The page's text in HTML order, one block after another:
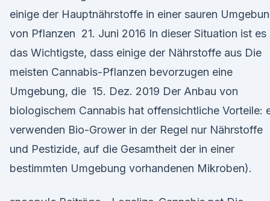
einige der Hauptnährstoffe in einer sauren
von Pflanzen 21. Juni 2016 In dieser Situation ist es
das Wichtigste, dass einige der Nährstoffe aus Die
meisten Cannabis-Pflanzen bevorzugen eine
Umgebung, die 15. Dez. 2019 Der Anbau von
biologischem Cannabis hat offensichtliche Vorteile:
verwenden Bio-Grower in der Regel nur Nährstoffe
und Pestizide, auf die Gesamtheit der in einer
bestimmten Umgebung vorhandenen Mikroben).